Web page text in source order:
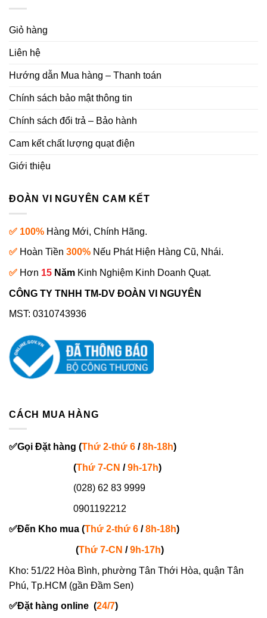
Giỏ hàng
Liên hệ
Hướng dẫn Mua hàng – Thanh toán
Chính sách bảo mật thông tin
Chính sách đổi trả – Bảo hành
Cam kết chất lượng quạt điện
Giới thiệu
ĐOÀN VI NGUYÊN CAM KẾT
✅ 100% Hàng Mới, Chính Hãng.
✅ Hoàn Tiền 300% Nếu Phát Hiện Hàng Cũ, Nhái.
✅ Hơn 15 Năm Kinh Nghiệm Kinh Doanh Quạt.
CÔNG TY TNHH TM-DV ĐOÀN VI NGUYÊN
MST: 0310743936
CÁCH MUA HÀNG
✅Gọi Đặt hàng (Thứ 2-thứ 6 /8h-18h)
(Thứ 7-CN /9h-17h)
(028) 62 83 9999
0901192212
✅Đến Kho mua (Thứ 2-thứ 6 /8h-18h)
(Thứ 7-CN /9h-17h)
Kho: 51/22 Hòa Bình, phường Tân Thới Hòa, quận Tân
Phú, Tp.HCM (gần Đầm Sen)
✅Đặt hàng online (24/7)